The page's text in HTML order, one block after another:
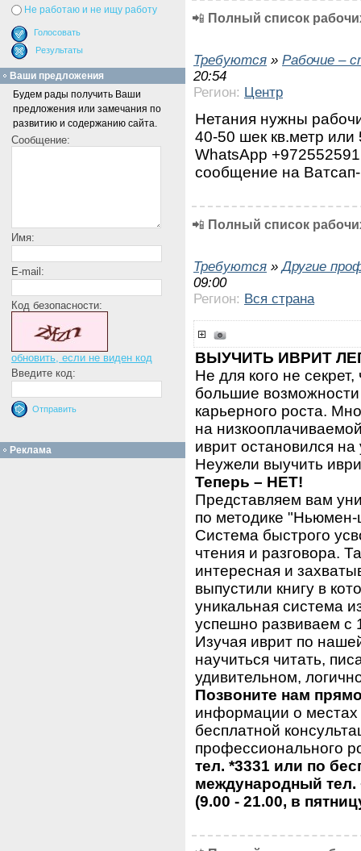
📲 Полный список
Требуются » Рабочие –
20:54
Регион: Центр
Нетания нужны
40-50 шек кв.метр
WhatsApp
сообщение на
📲 Полный список
Требуются »Другие
09:00
Регион: Вся страна
ВЫУЧИТЬ ИВРИТ
Не для кого не
большие
карьерного роста.
на
иврит остановился
Неужели выучить
Теперь – НЕТ!
Представляем вам
по методике "Ньюмен-
Система быстрого
чтения и разговора.
интересная и
выпустили книгу в
уникальная система
успешно развиваем с
Изучая иврит по
научиться читать,
удивительном,
Позвоните нам
информации о местах
бесплатной
профессионального
тел. *3331 или по
международный тел.
(9.00 - 21.00, в
Не работаю и не ищу работу
Ваши предложения
Будем рады получить Ваши
предложения или замечания по
развитию и содержанию сайта.
Сообщение:
Имя:
E-mail:
Код безопасности:
обновить, если не виден код
Введите код:
Реклама